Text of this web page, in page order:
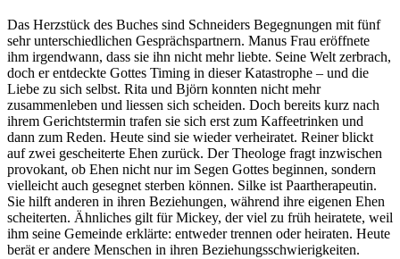
Das Herzstück des Buches sind Schneiders Begegnungen mit fünf
sehr unterschiedlichen Gesprächspartnern. Manus Frau eröffnete
ihm irgendwann, dass sie ihn nicht mehr liebte. Seine Welt zerbrach,
doch er entdeckte Gottes Timing in dieser Katastrophe – und die
Liebe zu sich selbst. Rita und Björn konnten nicht mehr
zusammenleben und liessen sich scheiden. Doch bereits kurz nach
ihrem Gerichtstermin trafen sie sich erst zum Kaffeetrinken und
dann zum Reden. Heute sind sie wieder verheiratet. Reiner blickt
auf zwei gescheiterte Ehen zurück. Der Theologe fragt inzwischen
provokant, ob Ehen nicht nur im Segen Gottes beginnen, sondern
vielleicht auch gesegnet sterben können. Silke ist Paartherapeutin.
Sie hilft anderen in ihren Beziehungen, während ihre eigenen Ehen
scheiterten. Ähnliches gilt für Mickey, der viel zu früh heiratete, weil
ihm seine Gemeinde erklärte: entweder trennen oder heiraten. Heute
berät er andere Menschen in ihren Beziehungsschwierigkeiten.